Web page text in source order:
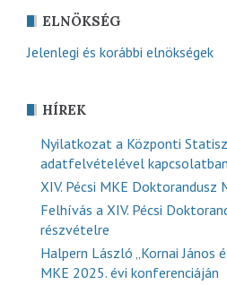
ELNÖKSÉG
Jelenlegi és korábbi elnökségek
HÍREK
Nyilatkozat a Központi
adatfelvételével kapcsolatban
XIV. Pécsi MKE Doktorandusz
Felhívás a XIV. Pécsi
részvételre
Halpern László „Kornai János
MKE 2025. évi konferenciáján